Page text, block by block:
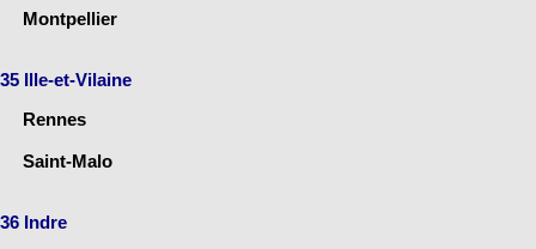
Montpellier
35 Ille-et-Vilaine
Rennes
Saint-Malo
36 Indre